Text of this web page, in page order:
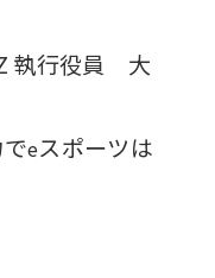
執行役員 大
eスポーツは